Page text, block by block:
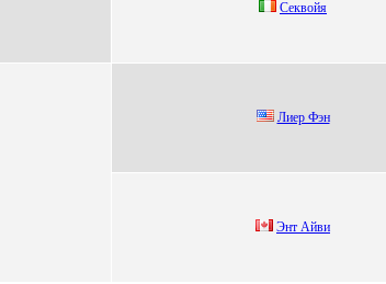
Секвойя
Лиep Фэн
Энт Айви